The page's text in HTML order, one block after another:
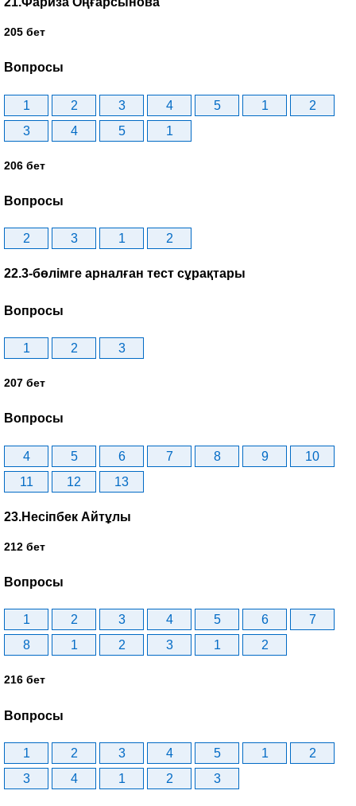
205 бет
Вопросы
1 2 3 4 5 1
2
3
4 5 1
206 бет
Вопросы
2 3 1 2
22.3-бөлімге арналған тест сұрақтары
Вопросы
1 2 3
207 бет
Вопросы
4 5 6 7 8 9
10
11
12 13
23.Несіпбек Айтұлы
212 бет
Вопросы
1 2 3 4 5 6
7
8
1 2 3 1 2
216 бет
Вопросы
1 2 3 4 5 1
2
3
4 1 2 3